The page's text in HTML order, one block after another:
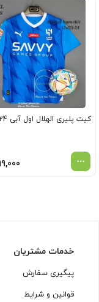
کیت پلیری الهلال اول آبی 2024
خدمات مشتریان
پیگیری سفارش
قوانین و شرایط